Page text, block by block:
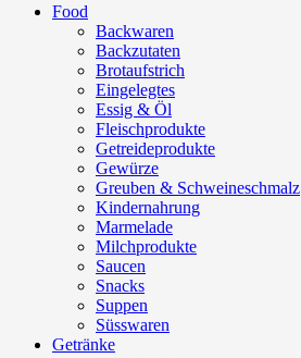
Food
Backwaren
Backzutaten
Brotaufstrich
Eingelegtes
Essig & Öl
Fleischprodukte
Getreideprodukte
Gewürze
Greuben & Schweineschmalz
Kindernahrung
Marmelade
Milchprodukte
Saucen
Snacks
Suppen
Süsswaren
Getränke